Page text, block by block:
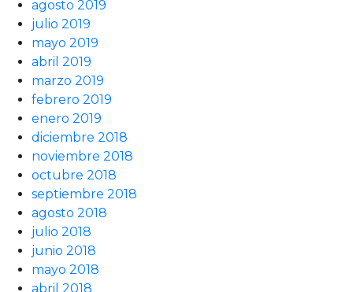
agosto 2019
julio 2019
mayo 2019
abril 2019
marzo 2019
febrero 2019
enero 2019
diciembre 2018
noviembre 2018
octubre 2018
septiembre 2018
agosto 2018
julio 2018
junio 2018
mayo 2018
abril 2018